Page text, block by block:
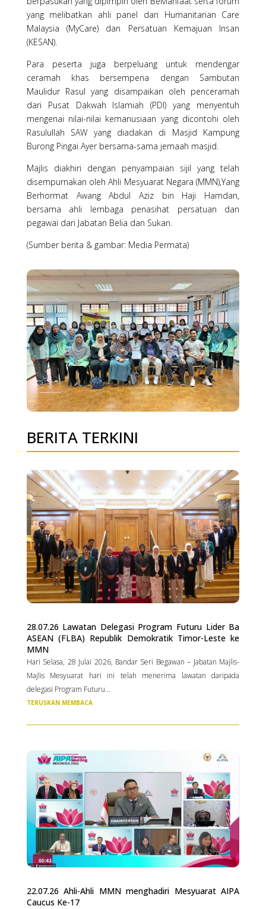
yang melibatkan ahli panel dari Humanitarian Care
Malaysia (MyCare) dan Persatuan Kemajuan Insan
(KESAN).
Para peserta juga berpeluang untuk mendengar
ceramah khas bersempena dengan Sambutan
Maulidur Rasul yang disampaikan oleh penceramah
dari Pusat Dakwah Islamiah (PDI) yang menyentuh
mengenai nilai-nilai kemanusiaan yang dicontohi oleh
Rasulullah SAW yang diadakan di Masjid Kampung
Burong Pingai Ayer bersama-sama jemaah masjid.
Majlis diakhiri dengan penyampaian sijil yang telah
disempurnakan oleh Ahli Mesyuarat Negara (MMN),Yang
Berhormat Awang Abdul Aziz bin Haji Hamdan,
bersama ahli lembaga penasihat persatuan dan
pegawai dari Jabatan Belia dan Sukan.
(Sumber berita & gambar: Media Permata)​
BERITA TERKINI
28.07.26 Lawatan Delegasi Program Futuru Lider Ba
ASEAN (FLBA) Republik Demokratik Timor-Leste ke
MMN
Hari Selasa, 28 Julai 2026, Bandar Seri Begawan – Jabatan Majlis-
Majlis Mesyuarat hari ini telah menerima lawatan daripada
delegasi Program Futuru...
TERUSKAN MEMBACA
22.07.26 Ahli-Ahli MMN menghadiri Mesyuarat AIPA
Caucus Ke-17